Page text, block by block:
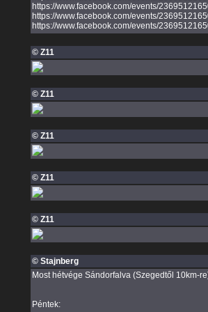
https://www.facebook.com/events/
https://www.facebook.com/events/
https://www.facebook.com/events/
© Z11
© Z11
© Z11
© Z11
© Z11
© Stajnberg
Most hétvége Sándorfalva (Szegedtől 10km-
Péntek: